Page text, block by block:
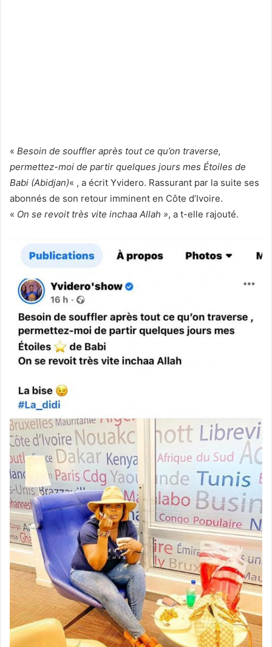
« Besoin de souffler après tout ce qu’on traverse,
permettez-moi de partir quelques jours mes Étoiles de
Babi (Abidjan)« , a écrit Yvidero. Rassurant par la suite ses
abonnés de son retour imminent en Côte d’Ivoire.
« On se revoit très vite inchaa Allah », a t-elle rajouté.